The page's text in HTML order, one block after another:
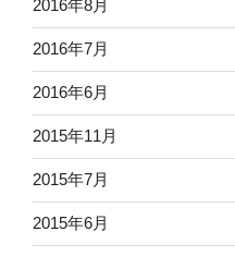
2016年8月
2016年7月
2016年6月
2015年11月
2015年7月
2015年6月